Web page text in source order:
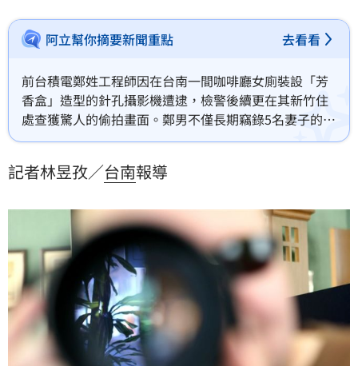
阿立幫你摘要新聞重點 去看看
前台積電鄭姓工程師因在台南一間咖啡廳女廁裝設「芳
香盒」造型的針孔攝影機遭逮，檢警後續更在其新竹住
處查獲驚人的偷拍畫面。鄭男不僅長期竊錄5名妻子的閨
密如廁、盥洗，其電腦內更藏有大量非法下載的未成年
決，鄭男除遭判處有期徒刑1年外，還須賠償5名被害女
記者林昱孜／台南報導